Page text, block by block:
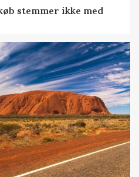
stemmer ikke med